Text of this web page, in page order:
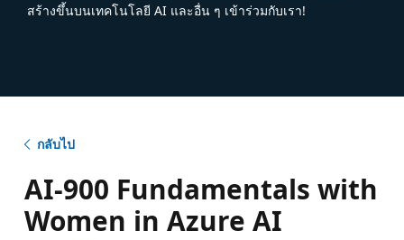
สร้างขึ้นบนเทคโนโลยี AI และอื่น ๆ เข้าร่วมกับเรา!
กลับไป
AI-900 Fundamentals with
Women in Azure AI